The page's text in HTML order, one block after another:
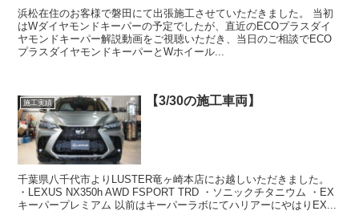
浜松在住のお客様で磐田にて出張施工させていただきました。 当初
はWダイヤモンドキーパーの予定でしたが、直近のECOプラスダイ
ヤモンドキーパー解説動画をご視聴いただき、当日のご相談でECO
プラスダイヤモンドキーパーとWホイール...
施工実績 【3/30の施工車両】
千葉県八千代市よりLUSTER竜ヶ崎本店にお越しいただきました。
・LEXUS NX350h AWD FSPORT TRD ・ソニックチタニウム ・EX
キーパープレミアム 以前はキーパーラボにてハリアーにやはりEX...